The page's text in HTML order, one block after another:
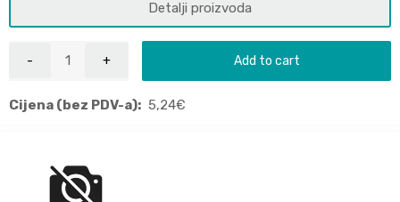
Detalji proizvoda
Add to cart
Cijena (bez PDV-a): 5,24€